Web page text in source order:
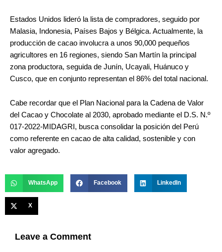
Estados Unidos lideró la lista de compradores, seguido por
Malasia, Indonesia, Países Bajos y Bélgica. Actualmente, la
producción de cacao involucra a unos 90,000 pequeños
agricultores en 16 regiones, siendo San Martín la principal
zona productora, seguida de Junín, Ucayali, Huánuco y
Cusco, que en conjunto representan el 86% del total nacional.
Cabe recordar que el Plan Nacional para la Cadena de Valor
del Cacao y Chocolate al 2030, aprobado mediante el D.S. N.º
017-2022-MIDAGRI, busca consolidar la posición del Perú
como referente en cacao de alta calidad, sostenible y con
valor agregado.
WhatsApp Facebook LinkedIn
X
Leave a Comment